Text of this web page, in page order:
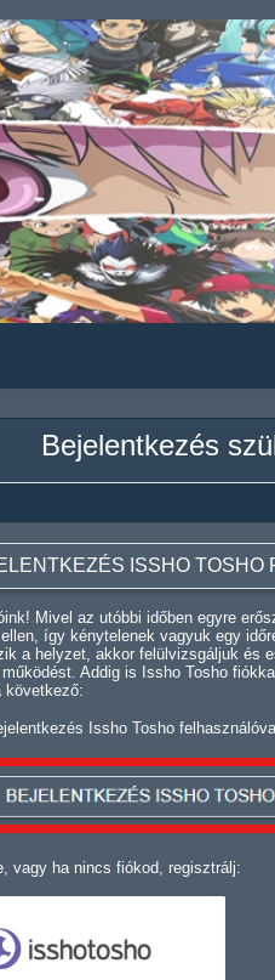
Bejelentkezés
ISSHO TOSHO
Mivel az utóbbi időben egyre
így kénytelenek vagyuk egy
a helyzet, akkor felülvizsgáljuk és
Addig is Issho Tosho
következő:
Issho Tosho
vagy ha nincs fiókod, regisztrálj: